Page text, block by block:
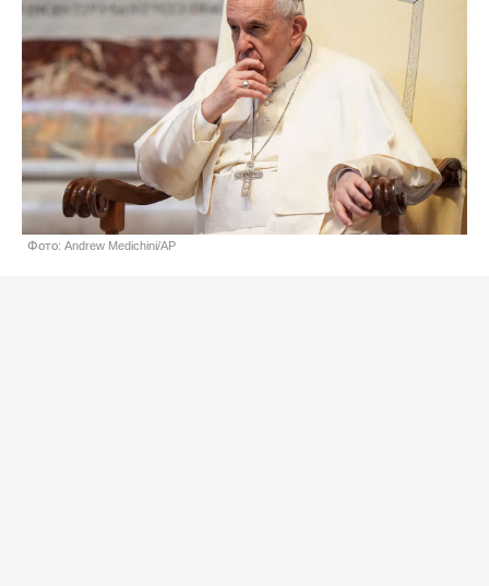
Фото: Andrew Medichini/AP